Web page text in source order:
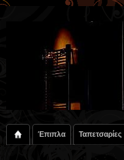
Έπιπλα Ταπετσαρίες